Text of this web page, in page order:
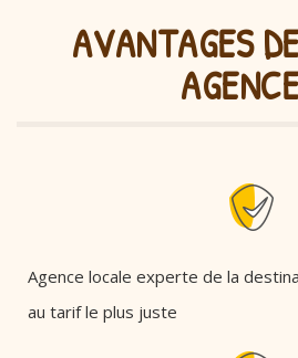
AVANTAGES
AGENCE
Agence locale experte de la
au tarif le plus juste